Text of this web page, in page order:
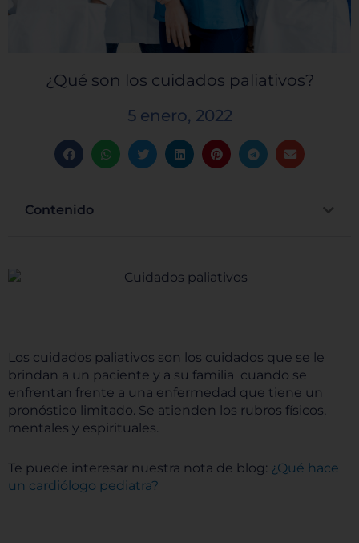
¿Qué son los cuidados paliativos?
5 enero, 2022
Contenido
Los cuidados paliativos son los cuidados que se le
brindan a un paciente y a su familia cuando se
enfrentan frente a una enfermedad que tiene un
pronóstico limitado. Se atienden los rubros físicos,
mentales y espirituales.
Te puede interesar nuestra nota de blog: ¿Qué hace
un cardiólogo pediatra?